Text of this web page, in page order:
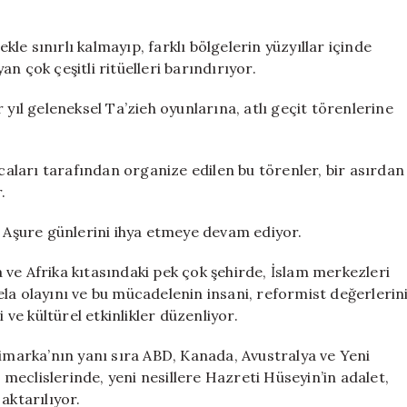
sınırlı kalmayıp, farklı bölgelerin yüzyıllar içinde
çok çeşitli ritüelleri barındırıyor.
geleneksel Ta’zieh oyunlarına, atlı geçit törenlerine
tarafından organize edilen bu törenler, bir asırdan
günlerini ihya etmeye devam ediyor.
Afrika kıtasındaki pek çok şehirde, İslam merkezleri
olayını ve bu mücadelenin insani, reformist
ve kültürel etkinlikler düzenliyor.
yanı sıra ABD, Kanada, Avustralya ve Yeni
meclislerinde, yeni nesillere Hazreti Hüseyin’in adalet,